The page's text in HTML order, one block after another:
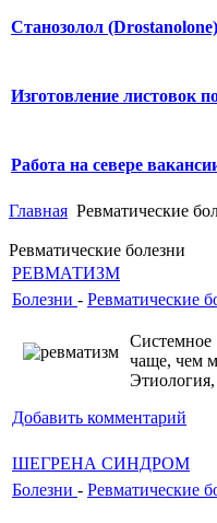
Станозолол
Изготовление листовок
Работа на севере
Главная Ревматические
Ревматические болезни
РЕВМАТИЗМ
Болезни - Ревматические
чаще, чем
Добавить комментарий
ШЕГРЕНА СИНДРОМ
Болезни - Ревматические